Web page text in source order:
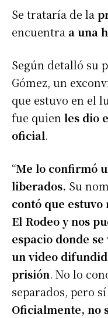
Se trataría de la
encuentra a una
Según detalló su
Gómez, un
que estuvo en el
fue quien les dio
oficial.
“Me lo confirmó
liberados. Su
contó que
El Rodeo y nos
espacio donde
un video
prisión. No lo
separados, pero
Oficialmente, no